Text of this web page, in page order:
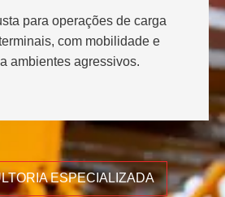
para operações de carga
com mobilidade e
ambientes agressivos.
ESPECIALIZADA